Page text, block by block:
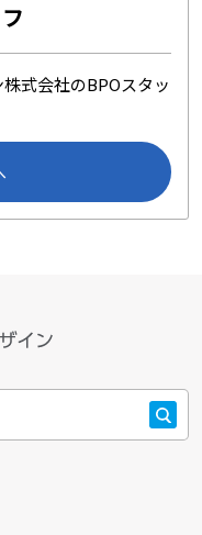
式会社のBPOスタッ
検索